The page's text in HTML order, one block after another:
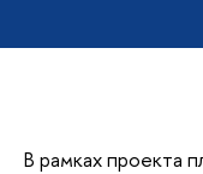
В рамках проекта